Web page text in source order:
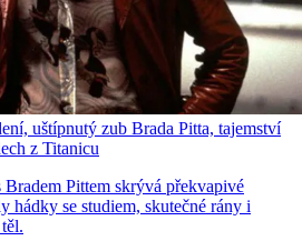
uštípnutý zub Brada Pitta, tajemství
z Titanicu
Pittem skrývá překvapivé
hádky se studiem, skutečné rány i